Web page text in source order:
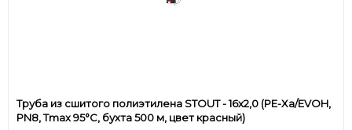
Труба из сшитого полиэтилена STOUT - 16x2,0 (PE-Xa/EVOH,
PN8, Tmax 95°C, бухта 500 м, цвет красный)